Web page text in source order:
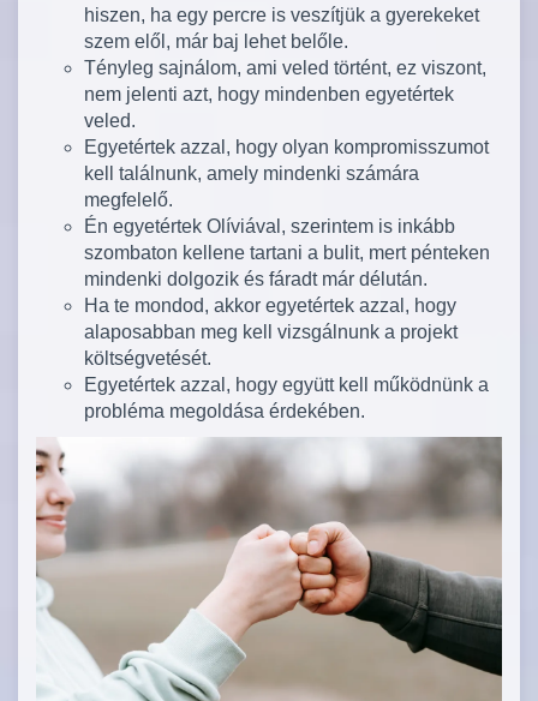
hiszen, ha egy percre is veszítjük a gyerekeket
szem elől, már baj lehet belőle.
Tényleg sajnálom, ami veled történt, ez viszont,
nem jelenti azt, hogy mindenben egyetértek
veled.
Egyetértek azzal, hogy olyan kompromisszumot
kell találnunk, amely mindenki számára
megfelelő.
Én egyetértek Olíviával, szerintem is inkább
szombaton kellene tartani a bulit, mert pénteken
mindenki dolgozik és fáradt már délután.
Ha te mondod, akkor egyetértek azzal, hogy
alaposabban meg kell vizsgálnunk a projekt
költségvetését.
Egyetértek azzal, hogy együtt kell működnünk a
probléma megoldása érdekében.